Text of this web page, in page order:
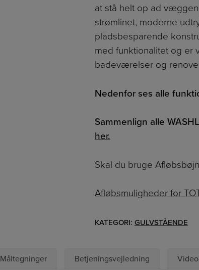
WASHLET
-
Hvid
antal
at stå helt op ad
strømlinet, moderne
pladsbesparende
med funktionalitet og er
badeværelser og
Nedenfor ses alle
Sammenlign alle
her.
Skal du bruge
Afløbsmuligheder for
KATEGORI: GULVSTÅENDE
Måltegninger Betjeningsvejledning